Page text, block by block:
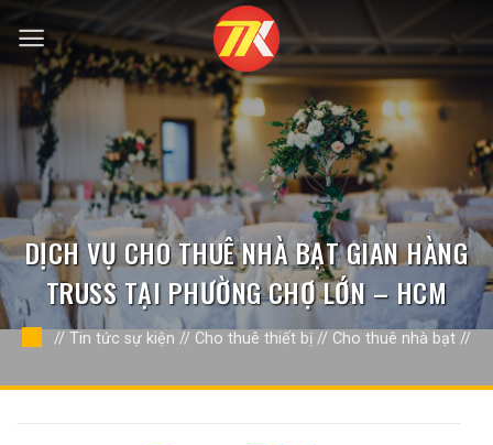
qua
nội
dung
DỊCH VỤ CHO THUÊ NHÀ BẠT GIAN HÀNG
TRUSS TẠI PHƯỜNG CHỢ LỚN – HCM
// Tin tức sự kiện // Cho thuê thiết bị // Cho thuê nhà bạt //